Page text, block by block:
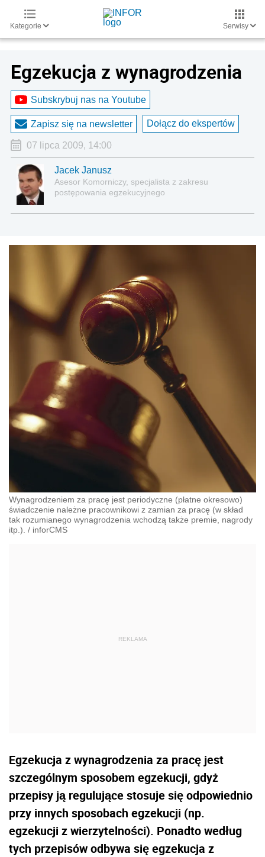
Kategorie Serwisy
Egzekucja z wynagrodzenia
Subskrybuj nas na Youtube
Zapisz się na newsletter Dołącz do ekspertów
07 lipca 2009, 14:00
Jacek Janusz
Asesor Komorniczy, specjalista z zakresu
postępowania egzekucyjnego
Wynagrodzeniem za pracę jest periodyczne (płatne okresowo)
świadczenie należne pracownikowi z zamian za pracę (w skład
tak rozumianego wynagrodzenia wchodzą także premie, nagrody
itp.). / inforCMS
Egzekucja z wynagrodzenia za pracę jest
szczególnym sposobem egzekucji, gdyż
przepisy ją regulujące stosuje się odpowiednio
przy innych sposobach egzekucji (np.
egzekucji z wierzytelności). Ponadto według
tych przepisów odbywa się egzekucja z